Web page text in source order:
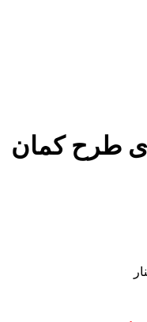
طرح کمان